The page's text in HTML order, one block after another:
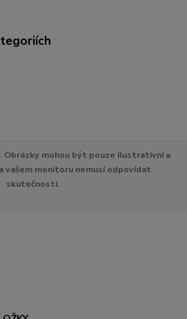
Obrázky mohou být pouze ilustrativní a
vašem monitoru nemusí odpovídat
skutečnosti.